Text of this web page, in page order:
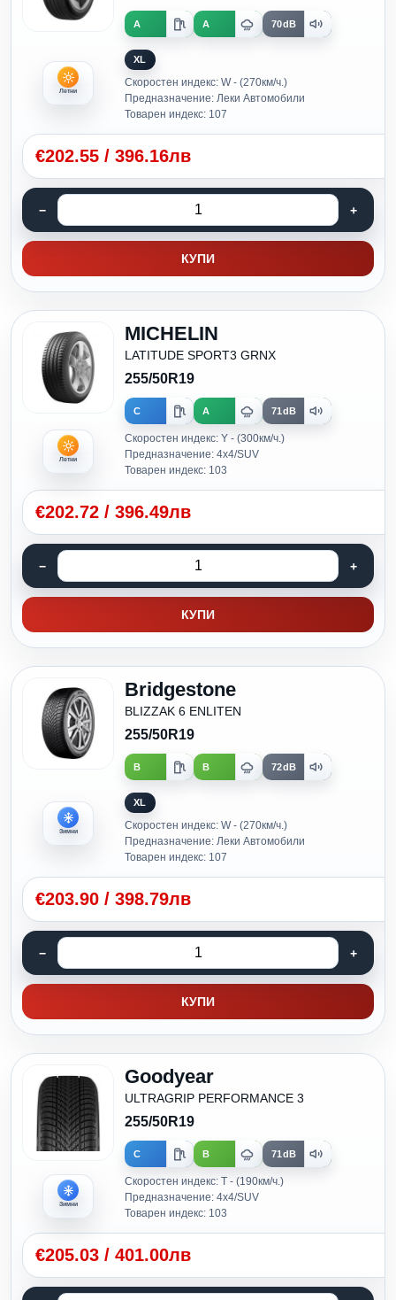
Летни
A A 70dB
XL
Скоростен индекс: W - (270км/ч.)
Предназначение: Леки Автомобили
Товарен индекс: 107
€202.55 / 396.16лв
КУПИ
Летни
MICHELIN
LATITUDE SPORT3 GRNX
255/50R19
C A 71dB
Скоростен индекс: Y - (300км/ч.)
Предназначение: 4x4/SUV
Товарен индекс: 103
€202.72 / 396.49лв
КУПИ
Зимни
Bridgestone
BLIZZAK 6 ENLITEN
255/50R19
B B 72dB
XL
Скоростен индекс: W - (270км/ч.)
Предназначение: Леки Автомобили
Товарен индекс: 107
€203.90 / 398.79лв
КУПИ
Зимни
Goodyear
ULTRAGRIP PERFORMANCE 3
255/50R19
C B 71dB
Скоростен индекс: T - (190км/ч.)
Предназначение: 4x4/SUV
Товарен индекс: 103
€205.03 / 401.00лв